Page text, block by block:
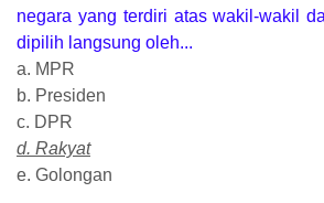
negara yang terdiri atas wakil-wakil
dipilih langsung oleh...
a. MPR
b. Presiden
c. DPR
d. Rakyat
e. Golongan